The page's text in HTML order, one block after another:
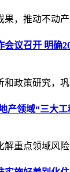
，推动不动产
会议召开 明确
政策研究，
产领域“三大
解重点领域风